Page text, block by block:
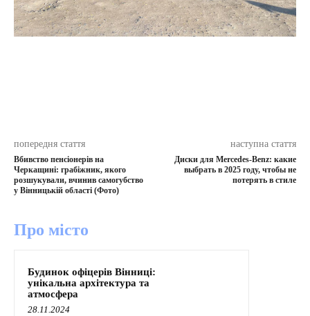
попередня стаття
Вбивство пенсіонерів на
Черкащині: грабіжник, якого
розшукували, вчинив самогубство
у Вінницькій області (Фото)
наступна стаття
Диски для Mercedes-Benz: какие
выбрать в 2025 году, чтобы не
потерять в стиле
Про місто
Будинок офіцерів Вінниці:
унікальна архітектура та
атмосфера
28.11.2024